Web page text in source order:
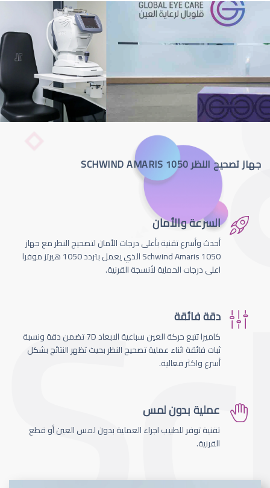
جهاز تصحيح النظر SCHWIND AMARIS 1050
السرعة والأمان
أحدث وأسرع تقنية بأعلى درجات الأمان لتصحيج النظر مع جهاز
Schwind Amaris 1050 الذي يعمل بتردد 1050 هيرتز موفرا
اعلى درجات الحماية لأنسجة القرنية.
دقة فائقة
كاميرا تتبع حركة العين سباعية الابعاد 7D تضمن دقة ونسبة
ثبات فائقة اثناء عملية تصحيح النظر بحيث تظهر النتائج بشكل
أسرع واكثر فعالية.
عملية بدون لمس
تقنية توفر للطبيب اجراء العملية بدون لمس العين أو قطع
القرنية.